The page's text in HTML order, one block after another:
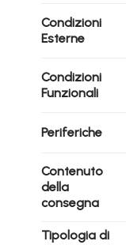
Condizioni
Esterne
Condizioni
Funzionali
Periferiche
Contenuto
della
consegna
Tipologia di